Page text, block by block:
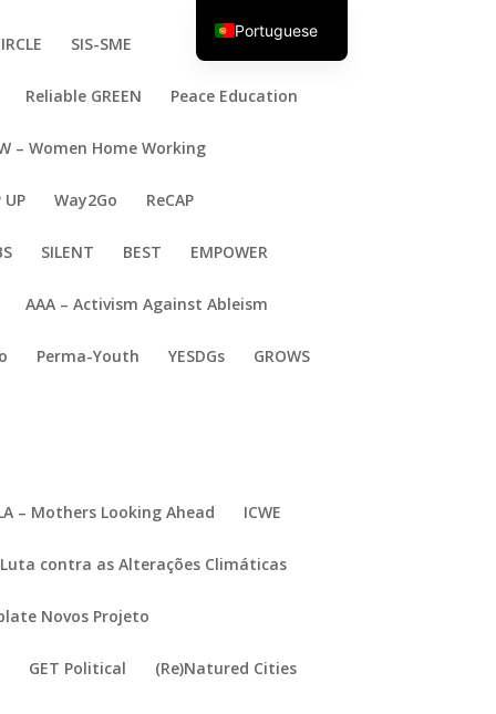
SIS-SME
Reliable GREEN Peace Education
– Women Home Working
UP Way2Go ReCAP
SILENT BEST EMPOWER
AAA – Activism Against Ableism
Perma-Youth YESDGs GROWS
– Mothers Looking Ahead ICWE
contra as Alterações Climáticas
Novos Projeto
GET Political (Re)Natured Cities
Portuguese
English